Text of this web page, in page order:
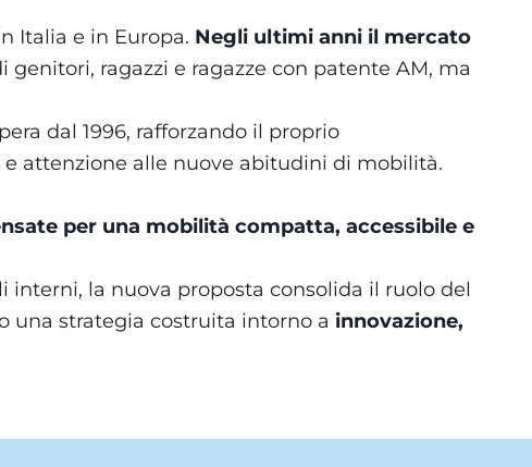
Italia e in Europa. Negli ultimi anni il mercato
genitori, ragazzi e ragazze con patente AM, ma
dal 1996, rafforzando il proprio
attenzione alle nuove abitudini di mobilità.
per una mobilità compatta, accessibile e
la nuova proposta consolida il ruolo del
una strategia costruita intorno a innovazione,